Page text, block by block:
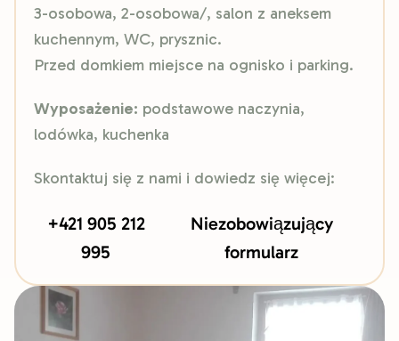
3-osobowa, 2-osobowa/, salon z aneksem
kuchennym, WC, prysznic.
Przed domkiem miejsce na ognisko i parking.
Wyposażenie: podstawowe naczynia,
lodówka, kuchenka
Skontaktuj się z nami i dowiedz się więcej:
+421 905 212
995
Niezobowiązujący
formularz